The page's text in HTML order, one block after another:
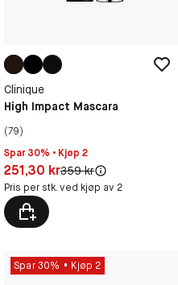
Clinique
High Impact Mascara
(79)
Spar 30% • Kjøp 2
Pris: 251,30 kr
251,30 krOriginal pris:
359 kr
Pris per stk. ved kjøp av 2
Spar 30% Kjøp 2